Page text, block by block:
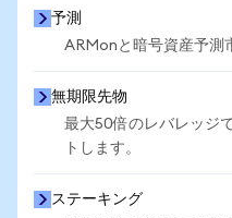
予測
ARMonと暗号資産予測
無期限先物
最大50倍のレバレッジ
トします。
ステーキング